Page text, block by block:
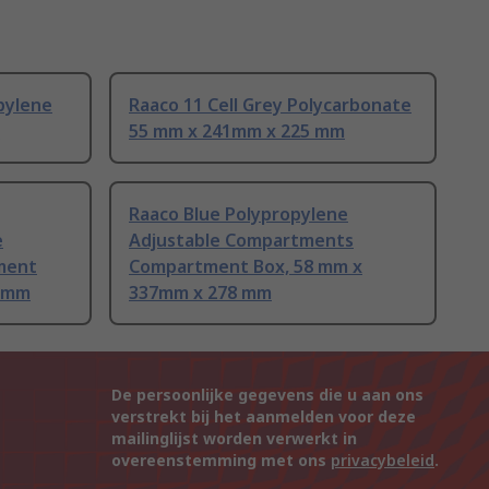
Raaco 11 Cell Grey Polycarbonate
55 mm x 241mm x 225 mm
Raaco Blue Polypropylene
Adjustable Compartments
Compartment Box, 58 mm x
337mm x 278 mm
De persoonlijke gegevens die u aan ons
verstrekt bij het aanmelden voor deze
mailinglijst worden verwerkt in
overeenstemming met ons privacybeleid.